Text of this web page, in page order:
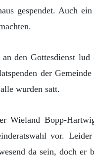
gespendet. Auch
den Gottesdienst
der
wurden satt.
Wieland Bopp-
vor.
da sein, doch er